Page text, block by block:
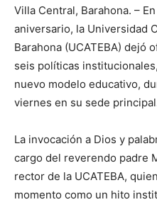
Villa Central, Barahona. –
aniversario, la Universidad
Barahona (UCATEBA) dejó
seis políticas
nuevo modelo educativo,
viernes en su sede
La invocación a Dios y
cargo del reverendo padre
rector de la UCATEBA,
momento como un hito